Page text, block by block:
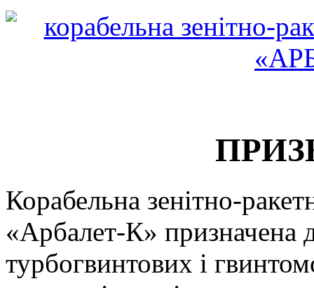
Корабельна зенітно-
«Арбалет-К» призначена
турбогвинтових і